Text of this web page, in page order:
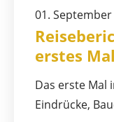
01.
erstes
Das erste Mal
Eindrücke,